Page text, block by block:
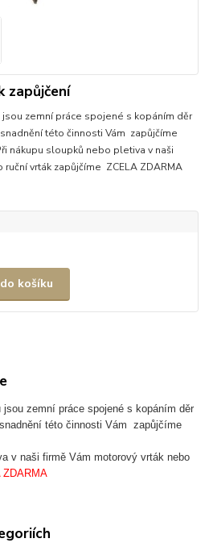
zapůjčení
zemní práce spojené s kopáním děr
této činnosti Vám zapůjčíme
nákupu sloupků nebo pletiva v naši
vrták zapůjčíme ZCELA ZDARMA
košíku
zemní práce spojené s kopáním děr
této činnosti Vám zapůjčíme
v naši firmě Vám motorový vrták nebo
ZDARMA